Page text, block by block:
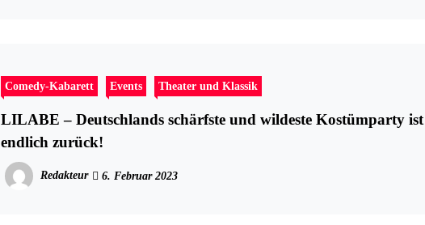
Comedy-Kabarett Events Theater und Klassik
LILABE – Deutschlands schärfste und wildeste Kostümparty ist
endlich zurück!
Redakteur 6. Februar 2023